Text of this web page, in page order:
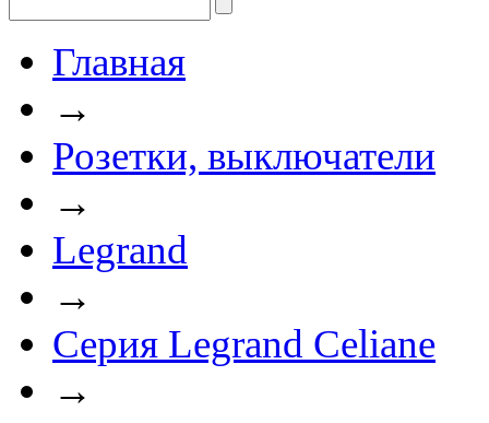
Главная
→
Розетки, выключатели
→
Legrand
→
Серия Legrand Celiane
→